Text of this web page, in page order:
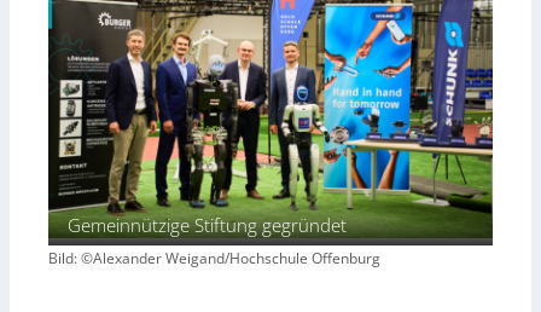
Gemeinnützige Stiftung gegründet
Bild: ©Alexander Weigand/Hochschule Offenburg